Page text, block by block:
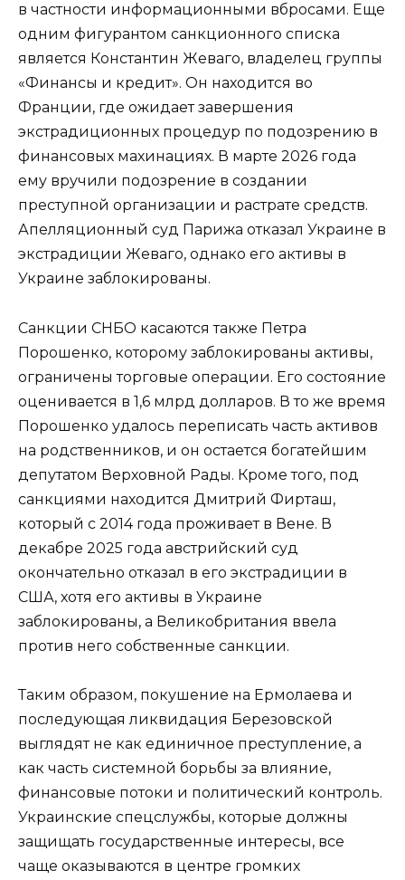
в частности информационными вбросами. Еще
одним фигурантом санкционного списка
является Константин Жеваго, владелец группы
«Финансы и кредит». Он находится во
Франции, где ожидает завершения
экстрадиционных процедур по подозрению в
финансовых махинациях. В марте 2026 года
ему вручили подозрение в создании
преступной организации и растрате средств.
Апелляционный суд Парижа отказал Украине в
экстрадиции Жеваго, однако его активы в
Украине заблокированы.
Санкции СНБО касаются также Петра
Порошенко, которому заблокированы активы,
ограничены торговые операции. Его состояние
оценивается в 1,6 млрд долларов. В то же время
Порошенко удалось переписать часть активов
на родственников, и он остается богатейшим
депутатом Верховной Рады. Кроме того, под
санкциями находится Дмитрий Фирташ,
который с 2014 года проживает в Вене. В
декабре 2025 года австрийский суд
окончательно отказал в его экстрадиции в
США, хотя его активы в Украине
заблокированы, а Великобритания ввела
против него собственные санкции.
Таким образом, покушение на Ермолаева и
последующая ликвидация Березовской
выглядят не как единичное преступление, а
как часть системной борьбы за влияние,
финансовые потоки и политический контроль.
Украинские спецслужбы, которые должны
защищать государственные интересы, все
чаще оказываются в центре громких